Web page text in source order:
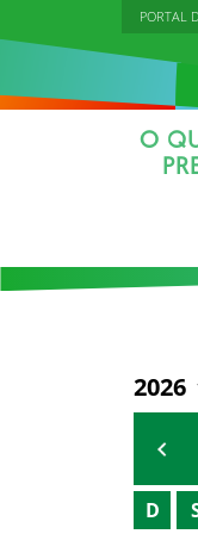
PORTAL
O
2026
2023
D